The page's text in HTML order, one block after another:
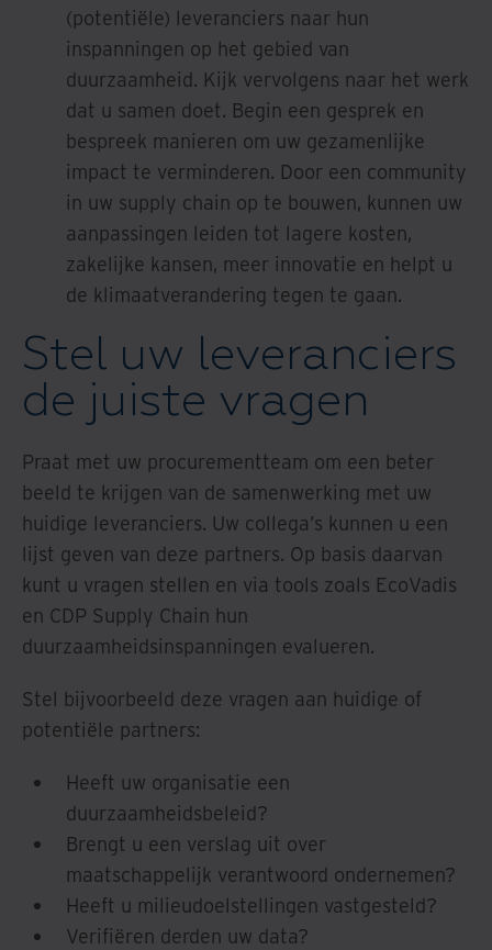
(potentiële) leveranciers naar hun
inspanningen op het gebied van
duurzaamheid. Kijk vervolgens naar het werk
dat u samen doet. Begin een gesprek en
bespreek manieren om uw gezamenlijke
impact te verminderen. Door een community
in uw supply chain op te bouwen, kunnen uw
aanpassingen leiden tot lagere kosten,
zakelijke kansen, meer innovatie en helpt u
de klimaatverandering tegen te gaan.
Stel uw leveranciers
de juiste vragen
Praat met uw procurementteam om een beter
beeld te krijgen van de samenwerking met uw
huidige leveranciers. Uw collega’s kunnen u een
lijst geven van deze partners. Op basis daarvan
kunt u vragen stellen en via tools zoals EcoVadis
en CDP Supply Chain hun
duurzaamheidsinspanningen evalueren.
Stel bijvoorbeeld deze vragen aan huidige of
potentiële partners:
Heeft uw organisatie een
duurzaamheidsbeleid?
Brengt u een verslag uit over
maatschappelijk verantwoord ondernemen?
Heeft u milieudoelstellingen vastgesteld?
Verifiëren derden uw data?